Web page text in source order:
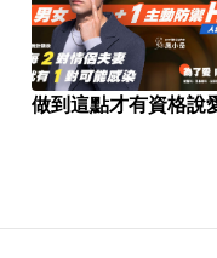
做到這點才有資格說